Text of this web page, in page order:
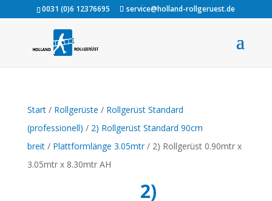
0031 (0)6 12376695 service@holland-rollgeruest.de
Start/ Rollgerüste / Rollgerüst Standard
(professionell) / 2) Rollgerüst Standard 90cm
breit/ Plattformlänge 3.05mtr/ 2) Rollgerüst 0.90mtr x
3.05mtr x 8.30mtr AH
2)